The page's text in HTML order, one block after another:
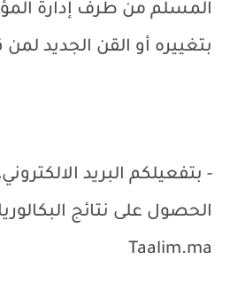
المسلم من طرف إدارة
بتغييره أو القن الجديد لمن
- بتفعيلكم البريد
الحصول على نتائج
Taalim.ma